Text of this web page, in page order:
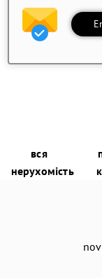
вся
нерухомість